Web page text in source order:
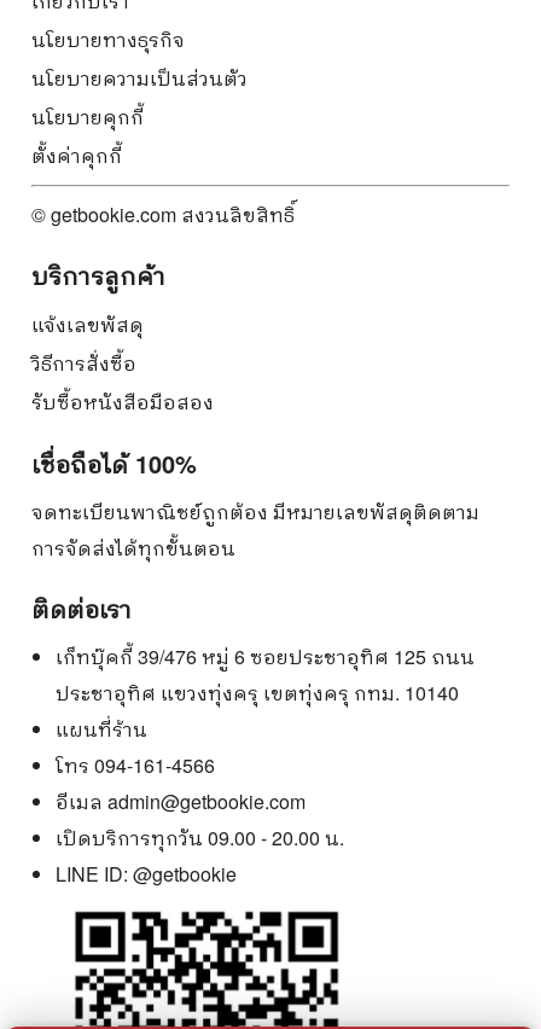
นโยบายทางธุรกิจ
นโยบายความเป็นส่วนตัว
นโยบายคุกกี้
ตั้งค่าคุกกี้
© getbookie.com สงวนลิขสิทธิ์
บริการลูกค้า
แจ้งเลขพัสดุ
วิธีการสั่งซื้อ
รับซื้อหนังสือมือสอง
เชื่อถือได้ 100%
จดทะเบียนพาณิชย์ถูกต้อง มีหมายเลขพัสดุติดตาม
การจัดส่งได้ทุกขั้นตอน
ติดต่อเรา
เก็ทบุ๊คกี้ 39/476 หมู่ 6 ซอยประชาอุทิศ 125 ถนน
ประชาอุทิศ แขวงทุ่งครุ เขตทุ่งครุ กทม. 10140
แผนที่ร้าน
โทร 094-161-4566
อีเมล admin@getbookie.com
เปิดบริการทุกวัน 09.00 - 20.00 น.
LINE ID: @getbookie